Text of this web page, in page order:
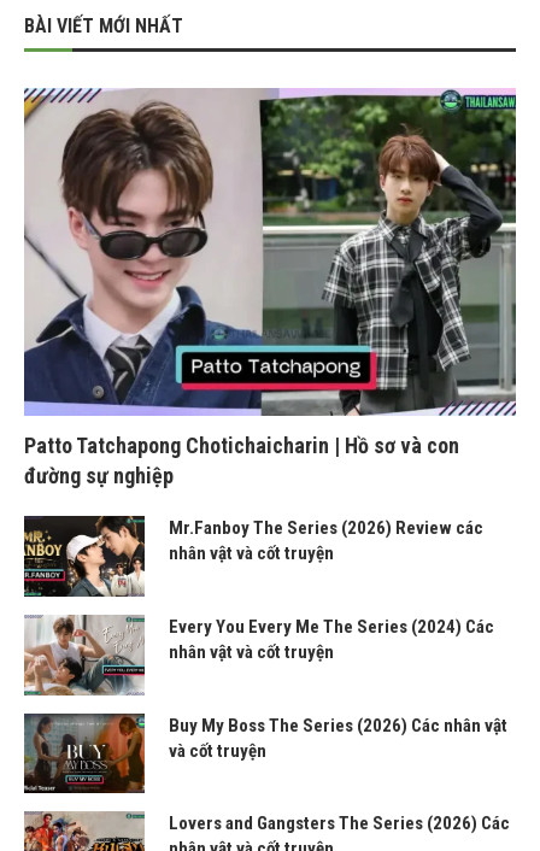
BÀI VIẾT MỚI NHẤT
Patto Tatchapong Chotichaicharin | Hồ sơ và con
đường sự nghiệp
Mr.Fanboy The Series (2026) Review các
nhân vật và cốt truyện
Every You Every Me The Series (2024) Các
nhân vật và cốt truyện
Buy My Boss The Series (2026) Các nhân vật
và cốt truyện
Lovers and Gangsters The Series (2026) Các